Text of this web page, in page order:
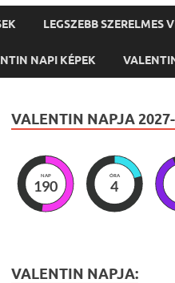
LEGSZEBB SZERELMES
NAPI KÉPEK
VALENTIN NAPJA
NAP
190
ÓRA
4
VALENTIN NAPJA: